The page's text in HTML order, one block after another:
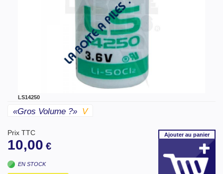
LS14250
«gros Volume ?» V
Prix TTC
10,00 €
EN STOCK
Ajouterau panier